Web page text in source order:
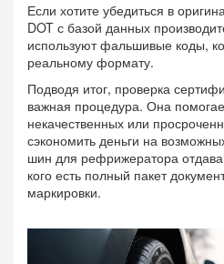
Если хотите убедиться в
DOT с базой данных
используют фальшивые коды,
реальному формату.
Подводя итог, проверка
важная процедура. Она
некачественных или
сэкономить деньги на
шин для рефрижератора
кого есть полный пакет
маркировки.